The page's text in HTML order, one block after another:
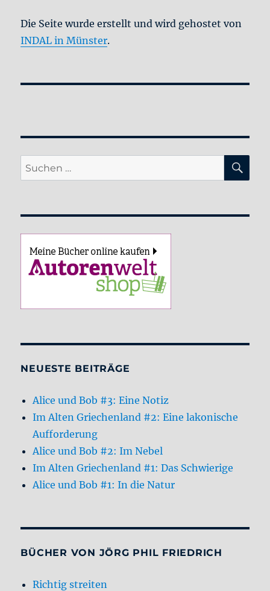
Die Seite wurde erstellt und wird gehostet von
INDAL in Münster.
Suche
nach:
NEUESTE BEITRÄGE
Alice und Bob #3: Eine Notiz
Im Alten Griechenland #2: Eine lakonische
Aufforderung
Alice und Bob #2: Im Nebel
Im Alten Griechenland #1: Das Schwierige
Alice und Bob #1: In die Natur
BÜCHER VON JÖRG PHIL FRIEDRICH
Richtig streiten